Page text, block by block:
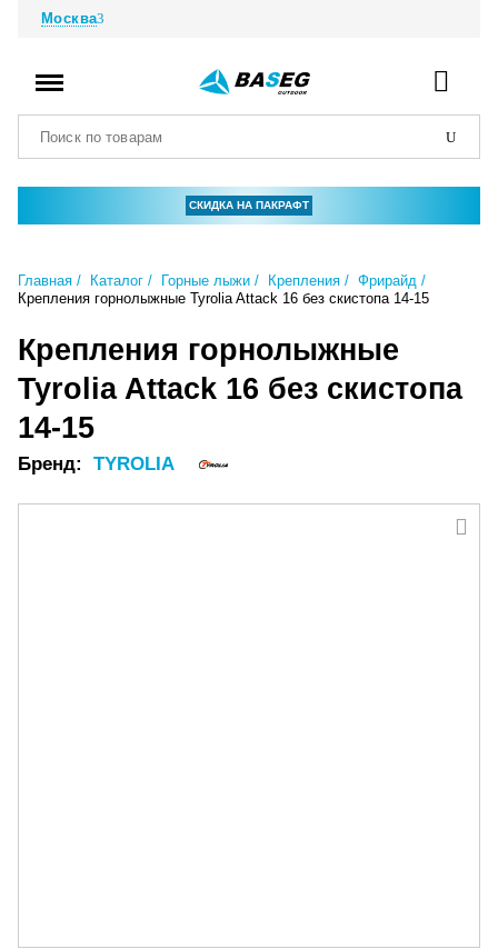
Москва
СКИДКА НА ПАКРАФТ
Главная Каталог Горные лыжи Крепления
Фрирайд
Крепления горнолыжные Tyrolia Attack 16 без скистопа 14-15
Крепления горнолыжные
Tyrolia Attack 16 без скистопа
14-15
Бренд: TYROLIA